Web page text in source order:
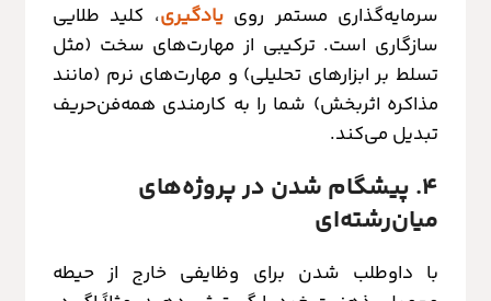
سرمایه‌گذاری مستمر روییادگیری، کلید طلایی
سازگاری است. ترکیبی از مهارت‌های سخت (مثل
تسلط بر ابزارهای تحلیلی) و مهارت‌های نرم (مانند
مذاکره اثربخش) شما را به کارمندی همه‌فن‌حریف
تبدیل می‌کند.
۴. پیشگام شدن در پروژه‌های
میان‌رشته‌ای
با داوطلب شدن برای وظایفی خارج از حیطه